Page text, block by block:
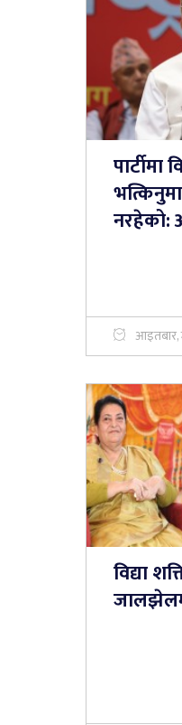
पार्टीमा
नरहेको:
विद्या